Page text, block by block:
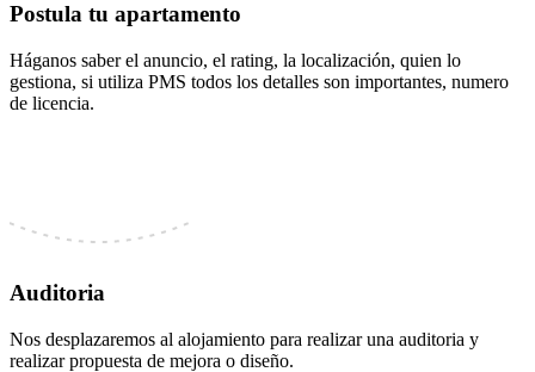
Postula tu apartamento
Háganos saber el anuncio, el rating, la localización, quien lo
gestiona, si utiliza PMS todos los detalles son importantes, numero
de licencia.
Auditoria
Nos desplazaremos al alojamiento para realizar una auditoria y
realizar propuesta de mejora o diseño.